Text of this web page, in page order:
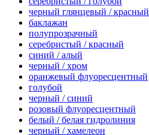
черный глянцевый / красный
баклажан
полупрозрачный
серебристый / красный
синий / алый
черный / хром
оранжевый флуоресцентный
голубой
черный / синий
розовый флуоресцентный
белый / белая гидролиния
черный / хамелеон